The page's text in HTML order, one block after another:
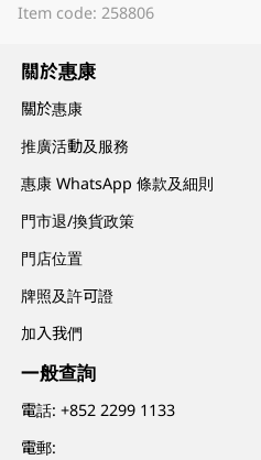
Item code: 258806
關於惠康
關於惠康
推廣活動及服務
惠康 WhatsApp 條款及細則
門市退/換貨政策
門店位置
牌照及許可證
加入我們
一般查詢
電話:+852 2299 1133
電郵: